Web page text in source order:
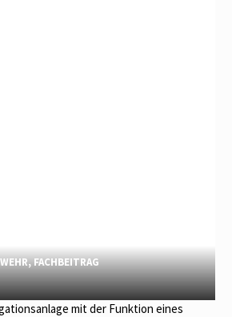
,FACHBEITRAG
mit der Funktion eines